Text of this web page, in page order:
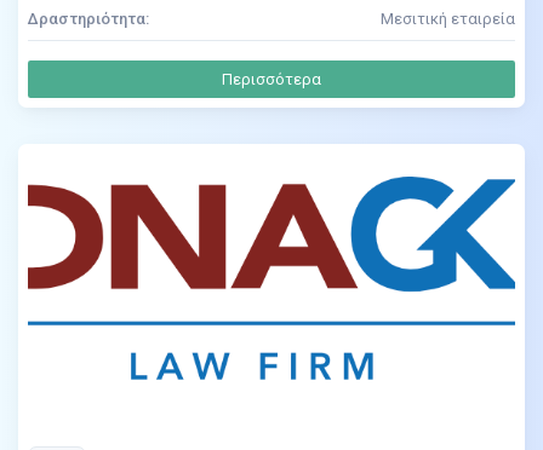
Δραστηριότητα: Μεσιτική εταιρεία
Περισσότερα